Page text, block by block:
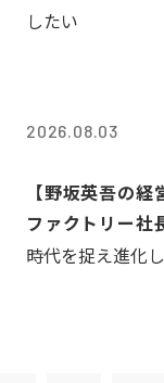
したい
2026.08.03
【野坂英吾の
ファクトリー社
時代を捉え進化